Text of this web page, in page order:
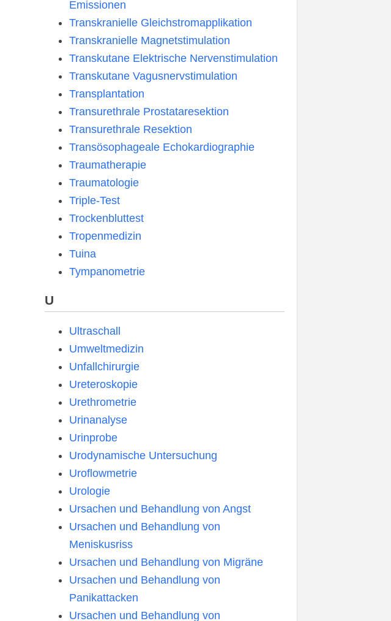
Emissionen
Transkranielle Gleichstromapplikation
Transkranielle Magnetstimulation
Transkutane Elektrische Nervenstimulation
Transkutane Vagusnervstimulation
Transplantation
Transurethrale Prostataresektion
Transurethrale Resektion
Transösophageale Echokardiographie
Traumatherapie
Traumatologie
Triple-Test
Trockenbluttest
Tropenmedizin
Tuina
Tympanometrie
U
Ultraschall
Umweltmedizin
Unfallchirurgie
Ureteroskopie
Urethrometrie
Urinanalyse
Urinprobe
Urodynamische Untersuchung
Uroflowmetrie
Urologie
Ursachen und Behandlung von Angst
Ursachen und Behandlung von
Meniskusriss
Ursachen und Behandlung von Migräne
Ursachen und Behandlung von
Panikattacken
Ursachen und Behandlung von